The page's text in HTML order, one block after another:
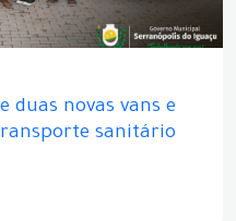
duas novas vans e
sanitário